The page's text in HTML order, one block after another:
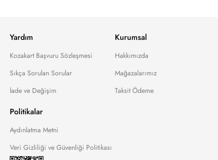
Yardım
Kozakart Başvuru Sözleşmesi
Sıkça Sorulan Sorular
İade ve Değişim
Kurumsal
Hakkımızda
Mağazalarımız
Taksit Ödeme
Politikalar
Aydınlatma Metni
Veri Gizliliği ve Güvenliği Politikası